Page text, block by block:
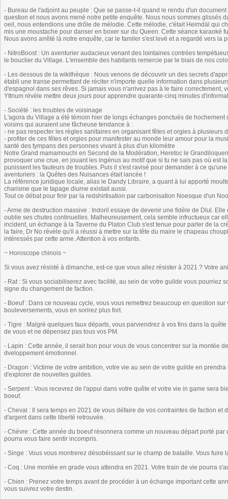
- Bureau de l'adjoint au peuple : Que se passe-t-il quand le rendu d'un
question et nous avons mené notre petite enquête. Nous nous sommes glissés
oeil, nous entendions une drôle de mélodie. Cette mélodie, c'était Heimdäl qui
mis une moustache pour danser en boxer sur du Queen. Cette séance karaoké
Nous avons arrêté là notre enquête, car le familer s'est levé et a regardé vers la
- NitroBoost : Un aventurier audacieux venant des lointaines contrées
le bouclier du Village. L'ensemble des habitants remercie par le biais de nos
- Les dessous de la wikithèque : Nous venons de découvrir un des secrets
établi une transe permettant de réciter n'importe quelle information dans
d'espagnol dans ses rêves. Si jamais vous n'arrivez pas à le faire correctement,
Yttrium révèle mettre deux jours pour apprendre quarante-cinq minutes
- Société : les troubles de voisinage
L'agora du Village a été témoin hier de longs échanges ponctués de
voisins qui auraient une fâcheuse tendance à :
- ne pas respecter les règles sanitaires en organisant fêtes et orgies à plusieurs
- profiter de ces fêtes et orgies pour manifester au monde leur amour pour la
santé des tympans des personnes vivant à plus d'un kilomètre
Notre Grand mamamouchi en Second de la Modération, Heretoc le
provoquer une crue, en jouant les ingénus au motif que si tu ne sais pas où est
punissent les fauteurs de troubles. Puis il s'est ravisé pour demander à ce
aventuriers : la Quêtes des Nuisances était lancée !
La référence juridique locale, alias le Dandy Libraire, a quant à lui apporté
charisme que le tapage diurne existait aussi.
Tout ce débat pour finir par la redshirtisation par carbonisation Noesque d'un
- Arme de destruction massive : Indoril essaye de devenir une fidèle de Dlul.
oublie ses chutes continuelles. Malheureusement, cela semble infructueux car
incident, un échange à la Taverne du Platon Club s'est tenue pour parler de la
la faire, Dr No révèle qu'il a réussi à mettre sur la tête du maire le chapeau
intéressés par cette arme. Attention à vos enfants.
~ Horoscope chinois ~
Si vous avez résisté à dimanche, est-ce que vous allez résister à 2021 ? Votre
- Rat : Si vous sociabiliserez avec facilité, au sein de votre guilde vous pourriez
signe du changement de faction.
- Boeuf : Dans ce nouveau cycle, vous vous remettrez beaucoup en question
bouleversements, vous en sorirez plus fort.
- Tigre : Malgré quelques faux départs, vous parviendrez à vos fins dans la
de vous et ne dépensez pas tous vos PM.
- Lapin : Cette année, il serait bon pour vous de vous concentrer sur la montée
dveloppement émotionnel.
- Dragon : Victime de votre ambition, votre vie au sein de votre guilde en
d'explorer de nouvelles guildes.
- Serpent : Vous recevrez de l'appui dans votre quête et votre vie in game sera
boeuf.
- Cheval : Il sera temps en 2021 de vous défaire de vos contraintes de faction et
d'argent dans cette liberté retrouvée.
- Chèvre : Cette année du boeuf résonnera comme un nouveau départ porté
pourra vous faire sentir incompris.
- Singe : Vous vous montrerez désobéissant sur le champ de bataille. Vous
- Coq : Une montée en grade vous attendra en 2021. Votre train de vie pourra
- Chien : Prenez votre temps avant de procéder à un échange important cette
vous suivrez votre destin.